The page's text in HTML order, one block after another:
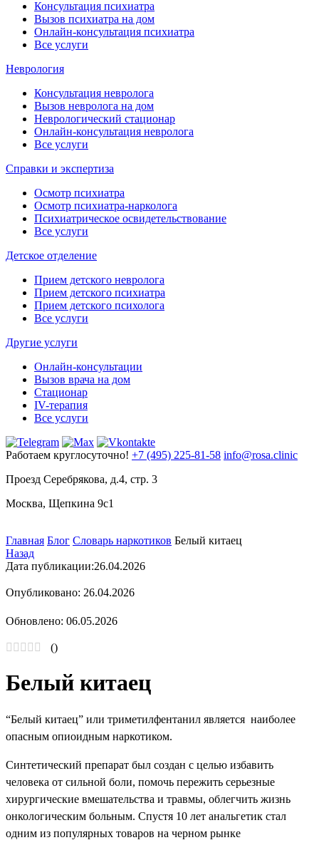
Консультация психиатра
Вызов психиатра на дом
Онлайн-консультация психиатра
Все услуги
Неврология
Консультация невролога
Вызов невролога на дом
Неврологический стационар
Онлайн-консультация невролога
Все услуги
Справки и экспертиза
Осмотр психиатра
Осмотр психиатра-нарколога
Психиатрическое освидетельствование
Все услуги
Детское отделение
Прием детского невролога
Прием детского психиатра
Прием детского психолога
Все услуги
Другие услуги
Онлайн-консультации
Вызов врача на дом
Стационар
IV-терапия
Все услуги
Работаем круглосуточно! +7 (495) 225-81-58 info@rosa.clinic
Проезд Серебрякова, д.4, стр. 3
Москва, Щепкина 9с1
Главная Блог Словарь наркотиков Белый китаец
Назад
Дата публикации:26.04.2026
Опубликовано: 26.04.2026
Обновлено: 06.05.2026
()
Белый китаец
“Белый китаец” или триметилфентанил является наиболее
опасным опиоидным наркотиком.
Синтетический препарат был создан с целью избавить
человека от сильной боли, помочь пережить серьезные
хирургические вмешательства и травмы, облегчить жизнь
онкологическим больным. Спустя 10 лет анальгетик стал
одним из популярных товаров на черном рынке